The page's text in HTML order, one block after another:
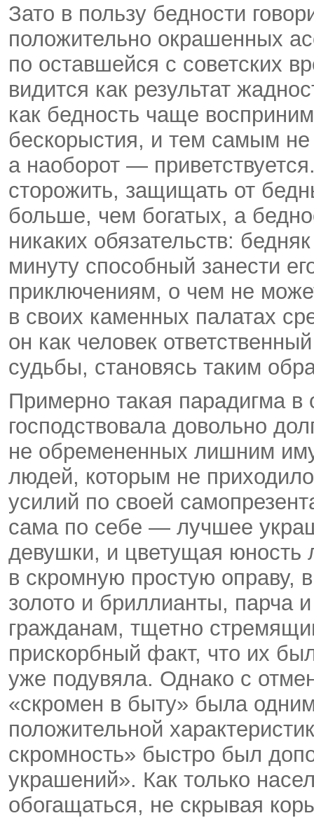
Зато в пользу бедности
положительно окрашенных
по оставшейся с советских
видится как результат
как бедность чаще
бескорыстия, и тем самым не
а наоборот —
сторожить, защищать от
больше, чем богатых, а
никаких обязательств:
минуту способный занести
приключениям, о чем не
в своих каменных палатах
он как человек
судьбы, становясь таким
Примерно такая парадигма в
господствовала довольно
не обремененных лишним
людей, которым не
усилий по своей
сама по себе — лучшее
девушки, и цветущая юность
в скромную простую оправу,
золото и бриллианты, парча
гражданам, тщетно
прискорбный факт, что их
уже подувяла. Однако с
«скромен в быту» была
положительной
скромность» быстро был
украшений». Как только
обогащаться, не скрывая